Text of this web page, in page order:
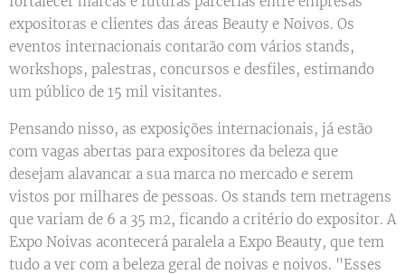
expositoras e clientes das áreas Beauty e Noivos. Os
eventos internacionais contarão com vários stands,
workshops, palestras, concursos e desfiles, estimando
um público de 15 mil visitantes.
Pensando nisso, as exposições internacionais, já estão
com vagas abertas para expositores da beleza que
desejam alavancar a sua marca no mercado e serem
vistos por milhares de pessoas. Os stands tem metragens
que variam de 6 a 35 m2, ficando a critério do expositor. A
Expo Noivas acontecerá paralela a Expo Beauty, que tem
tudo a ver com a beleza geral de noivas e noivos. "Esses